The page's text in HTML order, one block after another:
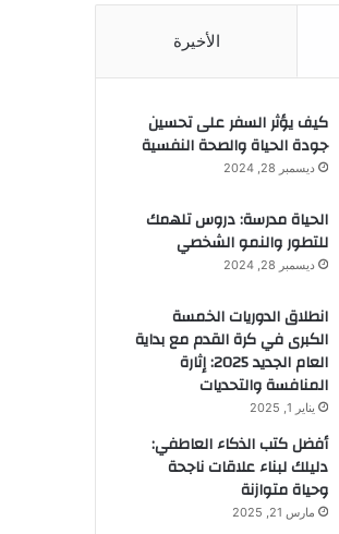
الأخيرة
كيف يؤثر السفر على تحسين
جودة الحياة والصحة النفسية
ديسمبر 28, 2024
الحياة مدرسة: دروس تلهمك
للتطور والنمو الشخصي
ديسمبر 28, 2024
انطلاق الدوريات الخمسة
الكبرى في كرة القدم مع بداية
العام الجديد 2025: إثارة
المنافسة والتحديات
يناير 1, 2025
أفضل كتب الذكاء العاطفي:
دليلك لبناء علاقات ناجحة
وحياة متوازنة
مارس 21, 2025